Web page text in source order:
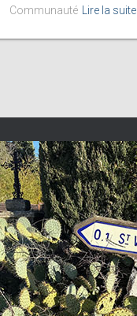
Communauté
Lire la suite